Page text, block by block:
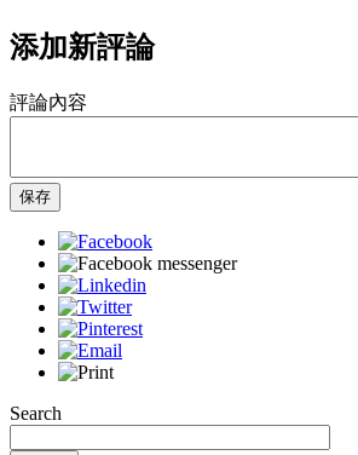
添加新評論
評論內容
保存
Search